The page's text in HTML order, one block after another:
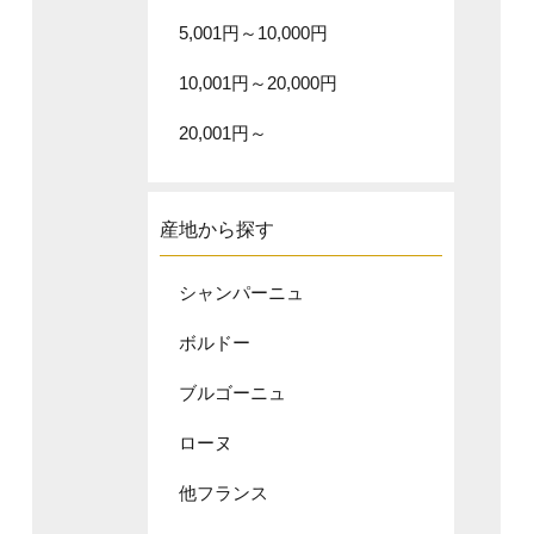
5,001円～10,000円
10,001円～20,000円
20,001円～
産地から探す
シャンパーニュ
ボルドー
ブルゴーニュ
ローヌ
他フランス